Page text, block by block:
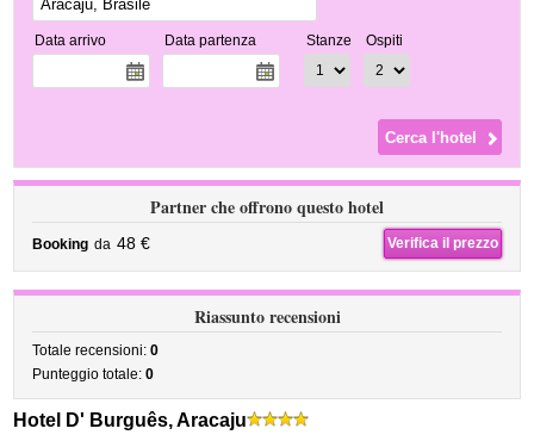
Data arrivo Data partenza Stanze Ospiti
Partner che offrono questo hotel
Booking da 48 € Verifica il prezzo
Riassunto recensioni
Totale recensioni:0
Punteggio totale:0
Hotel D' Burguês, Aracaju